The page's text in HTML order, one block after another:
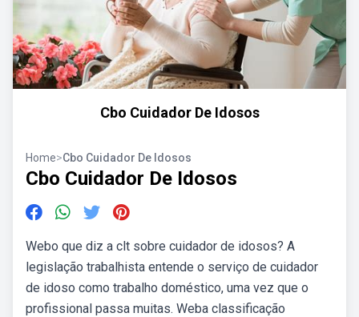
Cbo Cuidador De Idosos
Home>Cbo Cuidador De Idosos
Cbo Cuidador De Idosos
Webo que diz a clt sobre cuidador de idosos? A
legislação trabalhista entende o serviço de cuidador
de idoso como trabalho doméstico, uma vez que o
profissional passa muitas. Weba classificação